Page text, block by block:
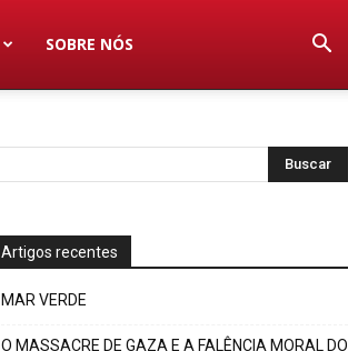
SOBRE NÓS
Artigos recentes
MAR VERDE
O MASSACRE DE GAZA E A FALÊNCIA MORAL DO